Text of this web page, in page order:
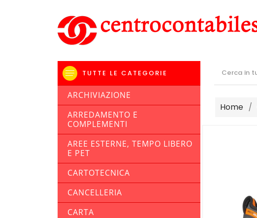
Home
TUTTE LE CATEGORIE
ARCHIVIAZIONE
ARREDAMENTO E
COMPLEMENTI
AREE ESTERNE, TEMPO LIBERO
E PET
CARTOTECNICA
CANCELLERIA
CARTA